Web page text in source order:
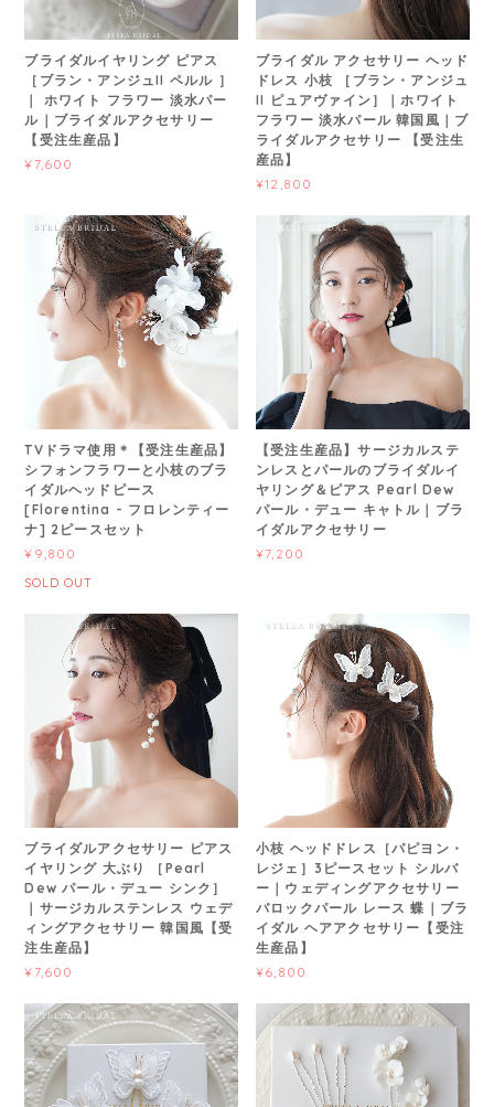
ブライダルイヤリング ピアス
［ブラン・アンジュII ペルル ］
｜ ホワイト フラワー 淡水パー
ル｜ブライダルアクセサリー
【受注生産品】
¥7,600
ブライダル アクセサリー ヘッド
ドレス 小枝 ［ブラン・アンジュ
II ピュアヴァイン］｜ホワイト
フラワー 淡水パール 韓国風｜ブ
ライダルアクセサリー 【受注生
産品】
¥12,800
TVドラマ使用＊【受注生産品】
シフォンフラワーと小枝のブラ
イダルヘッドピース
[Florentina - フロレンティー
ナ] 2ピースセット
¥9,800
SOLD OUT
【受注生産品】サージカルステ
ンレスとパールのブライダルイ
ヤリング＆ピアス Pearl Dew
パール・デュー キャトル｜ブラ
イダルアクセサリー
¥7,200
ブライダルアクセサリー ピアス
イヤリング 大ぶり ［Pearl
Dew パール・デュー シンク］
｜サージカルステンレス ウェデ
ィングアクセサリー 韓国風【受
注生産品】
¥7,600
小枝 ヘッドドレス［パピヨン・
レジェ］3ピースセット シルバ
ー｜ウェディングアクセサリー
バロックパール レース 蝶｜ブラ
イダル ヘアアクセサリー【受注
生産品】
¥6,800